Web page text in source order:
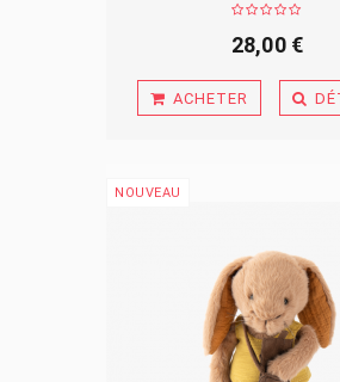
28,00 €
ACHETER
NOUVEAU